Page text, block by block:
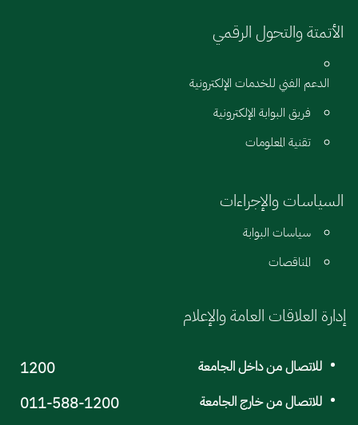
الأتمتة والتحول الرقمي
الدعم الفني للخدمات الإلكترونية
فريق البوابة الإلكترونية
تقنية المعلومات
السياسات والإجراءات
سياسات البوابة
المناقصات
إدارة العلاقات العامة والإعلام
للاتصال من داخل الجامعة 1200
للاتصال من خارج الجامعة 011-588-1200